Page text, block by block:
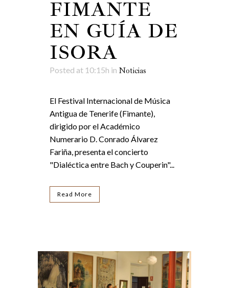
FIMANTE
EN GUÍA DE
ISORA
Posted at 10:15h in Noticias
El Festival Internacional de Música
Antigua de Tenerife (Fimante),
dirigido por el Académico
Numerario D. Conrado Álvarez
Fariña, presenta el concierto
"Dialéctica entre Bach y Couperin"...
Read More